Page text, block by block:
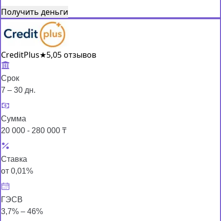
Получить деньги
CreditPlus★5,05 отзывов
Срок
7 – 30 дн.
Сумма
20 000 - 280 000 ₸
Ставка
от 0,01%
ГЭСВ
3,7% – 46%